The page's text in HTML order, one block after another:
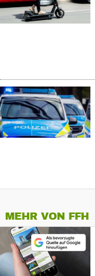
MEHR VON FFH